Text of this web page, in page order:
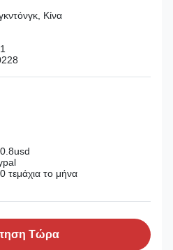
Κίνα
τεμάχια το μήνα
Τώρα